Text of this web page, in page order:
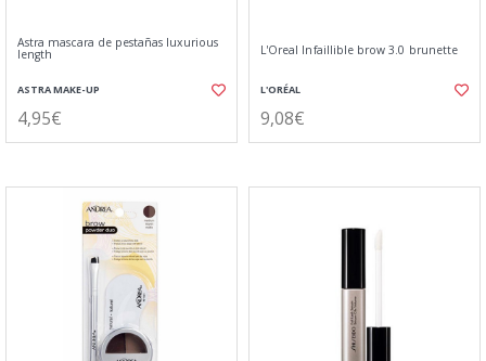
Astra mascara de pestañas luxurious
length
ASTRA MAKE-UP
4,95€
L'Oreal Infaillible brow 3.0 brunette
L'ORÉAL
9,08€